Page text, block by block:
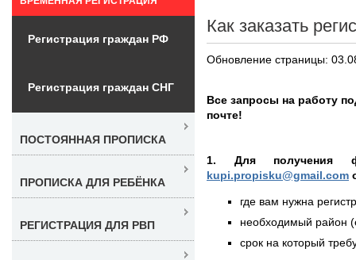
Как заказать
Обновление страницы:
Все запросы на работу
почте!
1. Для получения
kupi.propisku@gmail.com
где вам нужна
необходимый район
срок на который
Регистрация граждан РФ
Регистрация граждан СНГ
ПОСТОЯННАЯ ПРОПИСКА
ПРОПИСКА ДЛЯ РЕБЁНКА
РЕГИСТРАЦИЯ ДЛЯ РВП